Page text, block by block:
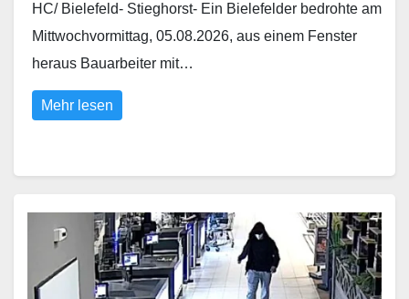
HC/ Bielefeld- Stieghorst- Ein Bielefelder bedrohte am
Mittwochvormittag, 05.08.2026, aus einem Fenster
heraus Bauarbeiter mit…
Mehr lesen